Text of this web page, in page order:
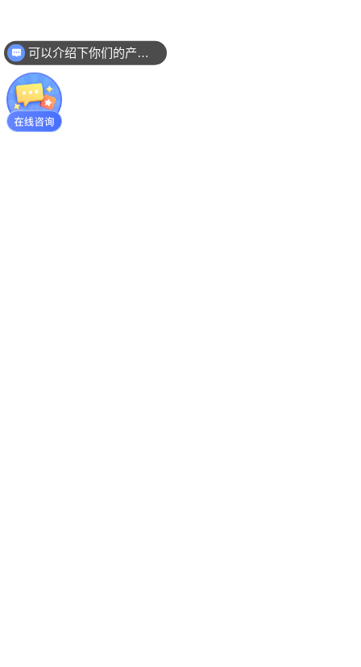
可以介绍下你们的产品么